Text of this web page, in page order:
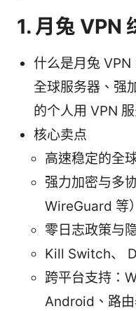
1. 月兔 VPN
什么是月兔
全球服务器、强
的个人用 VPN 服
核心卖点
高速稳定的全
强力加密与多
WireGuard 等）
零日志政策与
Kill Switch、
跨平台支持：
Android、路